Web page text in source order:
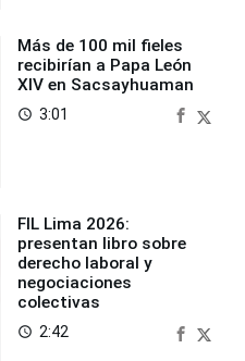
Más de 100 mil fieles
recibirían a Papa León
XIV en Sacsayhuaman
access_time 3:01
FIL Lima 2026:
presentan libro sobre
derecho laboral y
negociaciones
colectivas
access_time 2:42